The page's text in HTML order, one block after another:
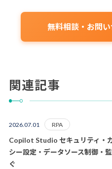
無料相談・お問
関連記事
2026.07.01 RPA
Copilot Studio セキュリティ・
シー設定・データソース制御・
ぐ